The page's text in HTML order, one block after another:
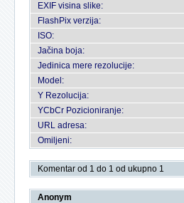
EXIF visina slike:
FlashPix verzija:
ISO:
Jačina boja:
Jedinica mere rezolucije:
Model:
Y Rezolucija:
YCbCr Pozicioniranje:
URL adresa:
Omiljeni:
Komentar od 1 do 1 od ukupno 1
Anonym